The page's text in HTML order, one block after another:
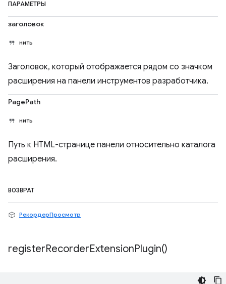
ПАРАМЕТРЫ
заголовок
нить
Заголовок, который отображается рядом со значком
расширения на панели инструментов разработчика.
PagePath
нить
Путь к HTML-странице панели относительно каталога
расширения.
ВОЗВРАТ
РекордерПросмотр
registerRecorderExtensionPlugin()